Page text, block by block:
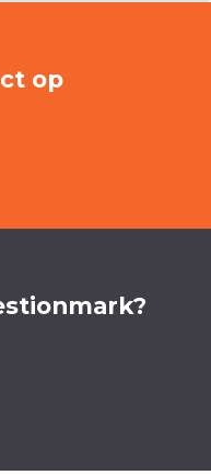
op